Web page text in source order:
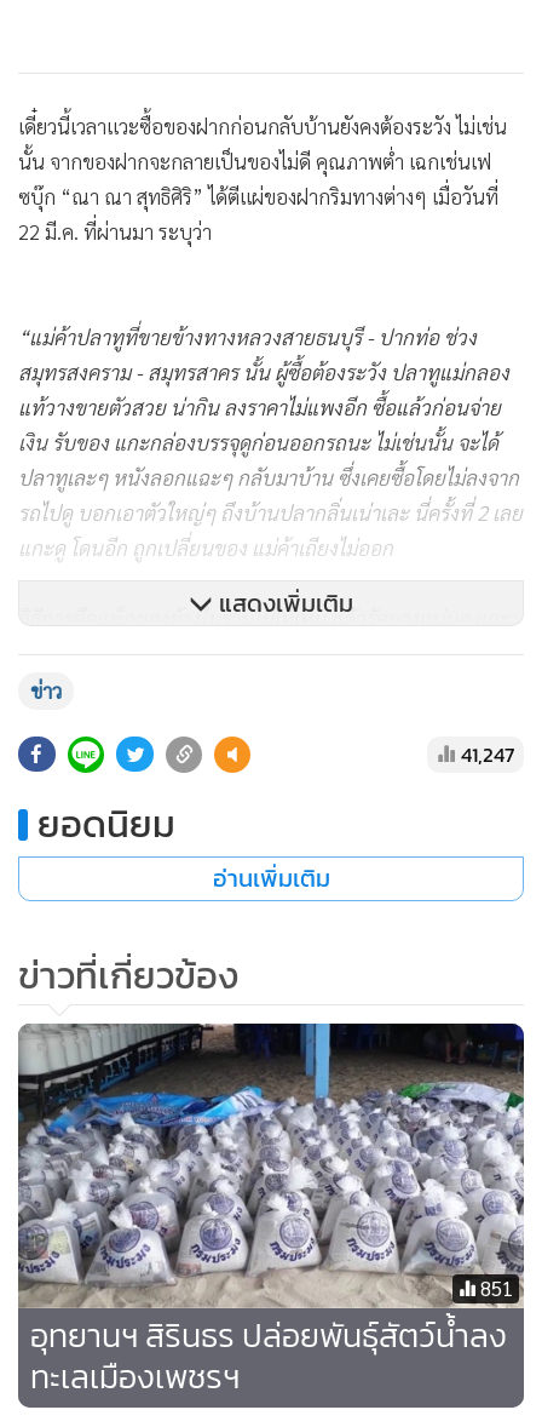
เดี๋ยวนี้เวลาแวะซื้อของฝากก่อนกลับบ้านยังคงต้องระวัง ไม่เช่น
นั้น จากของฝากจะกลายเป็นของไม่ดี คุณภาพต่ำ เฉกเช่นเฟ
ซบุ๊ก “ณา ณา สุทธิศิริ” ได้ตีแผ่ของฝากริมทางต่างๆ เมื่อวันที่
22 มี.ค. ที่ผ่านมา ระบุว่า
“แม่ค้าปลาทูที่ขายข้างทางหลวงสายธนบุรี - ปากท่อ ช่วง
สมุทรสงคราม - สมุทรสาคร นั้น ผู้ซื้อต้องระวัง ปลาทูแม่กลอง
แท้วางขายตัวสวย น่ากิน ลงราคาไม่แพงอีก ซื้อแล้วก่อนจ่าย
เงิน รับของ แกะกล่องบรรจุดูก่อนออกรถนะ ไม่เช่นนั้น จะได้
ปลาทูเละๆ หนังลอกแฉะๆ กลับมาบ้าน ซึ่งเคยซื้อโดยไม่ลงจาก
รถไปดู บอกเอาตัวใหญ่ๆ ถึงบ้านปลากลิ่นเน่าเละ นี่ครั้งที่ 2 เลย
แกะดู โดนอีก ถูกเปลี่ยนของ แม่ค้าเถียงไม่ออก
วิธีการคือแพ็กของข้างในร้านไม่ให้เห็น แล้วรัดยางแน่นๆ แกะ
ยากมาก จากที่เคยโดนมาต้องแกะดูให้ได้ เหมือนเดิม เปลี่ยน
ของ นี่คือสิ่งที่เจอมา
- ปูม้าเป็นๆ ซื้อแล้วนึ่ง จะเปลี่ยนซึ้งนึ่ง เอาปูเป็นกลับไปขาย
เป็นตัวเล็กขาหลุดใส่ถุงห่อกระดาษหนา เจ้านี้อยู่สะพานปลา
ชะอำ จ.เพชรบุรี
ขายข้างทางที่เมืองกาญจนบุรี
- ทุเรียนที่ตลาดศรีสวัสดิ์ ย่านพุทธมณฑล เลือกพลูสวยเนื้อ
กำลังดี ยืนรอแกะทำเป็นหล่นลงพื้นแล้วก้มเก็บ เปลี่ยนถุง
งอมๆ มาให้กินไม่ได้เลย
- แตงโมตอปิโดขายริมทางเส้นบางปะหัน - วงแหวนตะวัน
ตก...ราคาแพงลูกละเกือบ 200 บาท หรือ 180 บาท ให้คนขาย
เลือกให้ซื้อครั้งละ 4 - 5 ลูก ถึงบ้านก็จะได้ลูกที่มีส่วนช้ำๆๆ กิน
ไม่ได้ เจอบ่อยจนเลิกซื้อ...
- ไข่เป็ดขายข้างทางถ้าไม่ลงไปเลือกดู ก็จะได้ไข่เก่าสามพันปี
แสดงเพิ่มเติม
ข่าว
41,247
ยอดนิยม
อ่านเพิ่มเติม
ข่าวที่เกี่ยวข้อง
851
อุทยานฯ สิรินธร ปล่อยพันธุ์สัตว์น้ำลง
ทะเลเมืองเพชรฯ